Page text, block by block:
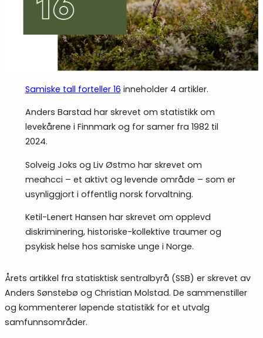
Samiske tall forteller 16 inneholder 4 artikler.
Anders Barstad har skrevet om statistikk om
levekårene i Finnmark og for samer fra 1982 til
2024.
Solveig Joks og Liv Østmo har skrevet om
meahcci – et aktivt og levende område – som er
usynliggjort i offentlig norsk forvaltning.
Ketil-Lenert Hansen har skrevet om opplevd
diskriminering, historiske-kollektive traumer og
psykisk helse hos samiske unge i Norge.
Årets artikkel fra statisktisk sentralbyrå (SSB) er skrevet av
Anders Sønstebø og Christian Molstad. De sammenstiller
og kommenterer løpende statistikk for et utvalg
samfunnsområder.